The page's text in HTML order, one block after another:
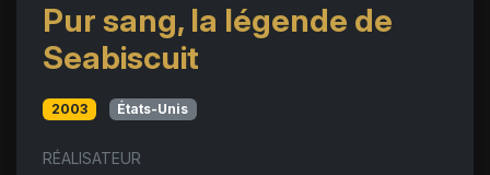
Pur sang, la légende de
Seabiscuit
2003 États-Unis
RÉALISATEUR